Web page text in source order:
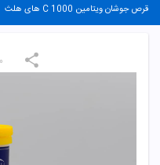
قرص جوشان ویتامین C 1000 های هلث